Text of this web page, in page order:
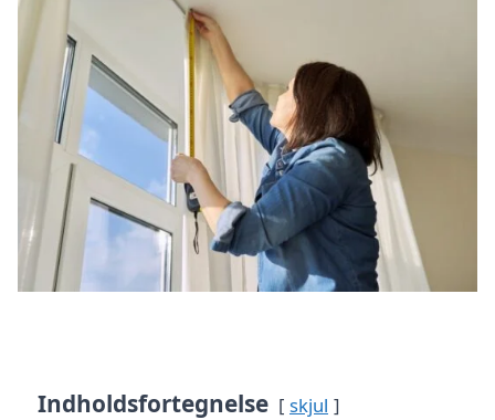
Indholdsfortegnelse skjul